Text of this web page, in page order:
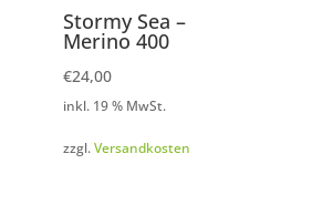
Stormy Sea –
Merino 400
€24,00
inkl. 19 % MwSt.
zzgl.Versandkosten